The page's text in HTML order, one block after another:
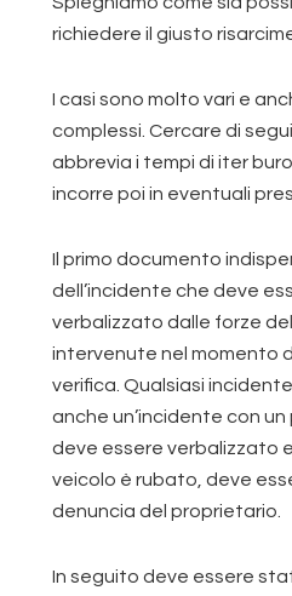
richiedere il giusto
I casi sono molto vari e
complessi. Cercare di
abbrevia i tempi di iter
incorre poi in eventuali
Il primo documento
dell’incidente che deve
verbalizzato dalle forze
intervenute nel momento
verifica. Qualsiasi
anche un’incidente con
deve essere verbalizzato
veicolo è rubato, deve
denuncia del proprietario.
In seguito deve essere